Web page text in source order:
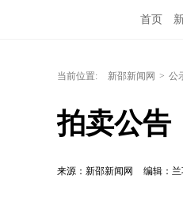
首页
当前位置: 新邵新闻网 > 公
拍卖公告
来源：新邵新闻网 编辑：